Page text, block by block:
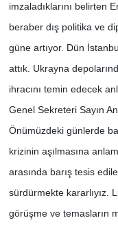
imzaladıklarını belirten
beraber dış politika ve
güne artıyor. Dün
attık. Ukrayna
ihracını temin edecek
Genel Sekreteri Sayın
Önümüzdeki günlerde
krizinin aşılmasına
arasında barış tesis
sürdürmekte kararlıyız.
görüşme ve temasların